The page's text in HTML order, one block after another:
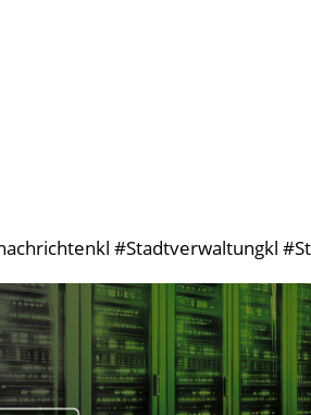
#Stadtverwaltungkl